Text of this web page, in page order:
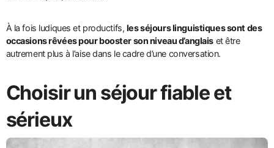
À la fois ludiques et productifs, les séjours linguistiques sont des
occasions rêvées pour booster son niveau d’anglais et être
autrement plus à l’aise dans le cadre d’une conversation.
Choisir un séjour fiable et
sérieux